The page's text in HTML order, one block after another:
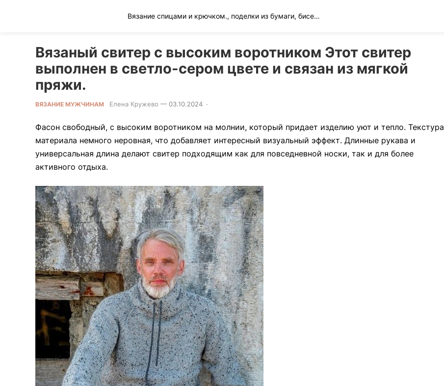
Вязание спицами и крючком., поделки из бумаги, бисера и многое другое
Вязаный свитер с высоким воротником Этот свитер
выполнен в светло-сером цвете и связан из мягкой
пряжи.
ВЯЗАНИЕ МУЖЧИНАМ Елена Кружево — 03.10.2024 ·
Фасон свободный, с высоким воротником на молнии, который придает изделию уют и тепло. Текстура
материала немного неровная, что добавляет интересный визуальный эффект. Длинные рукава и
универсальная длина делают свитер подходящим как для повседневной носки, так и для более
активного отдыха.